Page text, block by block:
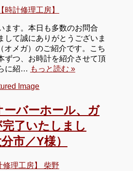
時計修理工房】
ます。本日も多数のお問合
して誠にありがとうございま
オメガ）のご紹介です。こち
ずつ、お時計を紹介させて頂
に紹… もっと読む »
ーバーホール、ガ
了いたしまし
市／Y様）
修理工房】 柴野